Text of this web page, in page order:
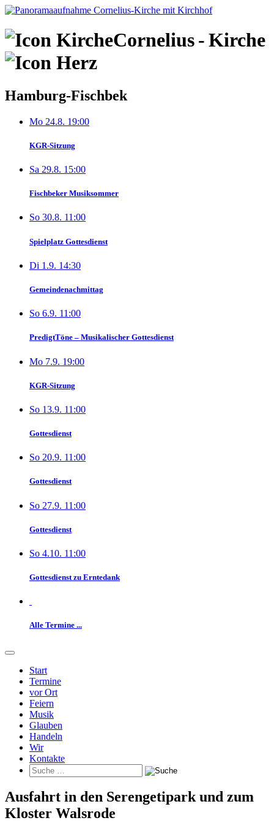
Skip
content
Cornelius-Kirche
Hamburg-Fischbek
Mo 24.8. 19:00
KGR-Sitzung
Sa 29.8. 15:00
Fischbeker Musiksommer
So 30.8. 11:00
Spielplatz Gottesdienst
Di 1.9. 14:30
Gemeindenachmittag
So 6.9. 11:00
PredigtTöne – Musikalischer Gottesdienst
Mo 7.9. 19:00
KGR-Sitzung
So 13.9. 11:00
Gottesdienst
So 20.9. 11:00
Gottesdienst
So 27.9. 11:00
Gottesdienst
So 4.10. 11:00
Gottesdienst zu Erntedank
Alle Termine ...
Start
Termine
vor Ort
Feiern
Musik
Glauben
Handeln
Wir
Kontakte
Ausfahrt in den Serengetipark und zum
Kloster Walsrode